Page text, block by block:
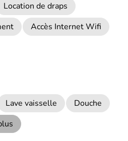
Location de draps
Accès Internet Wifi
Lave vaisselle
Douche